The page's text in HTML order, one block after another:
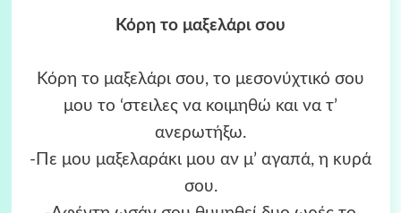
Κόρη το μαξελάρι σου
Κόρη το μαξελάρι σου, το μεσονύχτικό σου
μου το ‘στειλες να κοιμηθώ και να τ’
ανερωτήξω.
-Πε μου μαξελαράκι μου αν μ’ αγαπά, η κυρά
σου.